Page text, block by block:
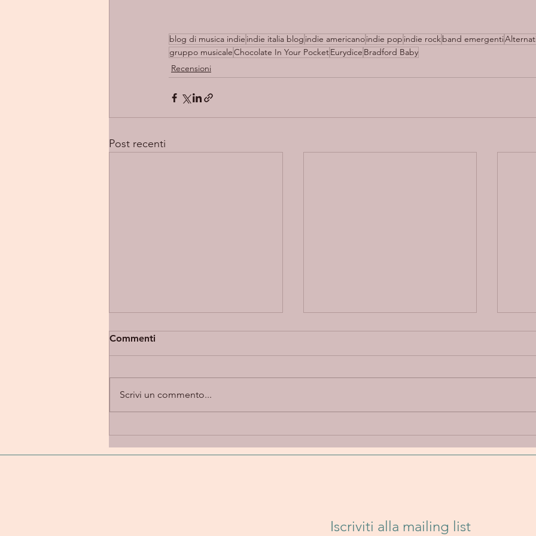
blog di musica indie indie italia blog indie americanoindie pop indie rockband emergenti
gruppo musicaleChocolate In Your PocketEurydice Bradford Baby
Recensioni
Post recenti
introspezione e alternative
rock in una dimensione
viaggio emotivo tra
delicatezza, introspezione e
Un
Commenti
Scrivi un commento...
Iscriviti alla mailing list